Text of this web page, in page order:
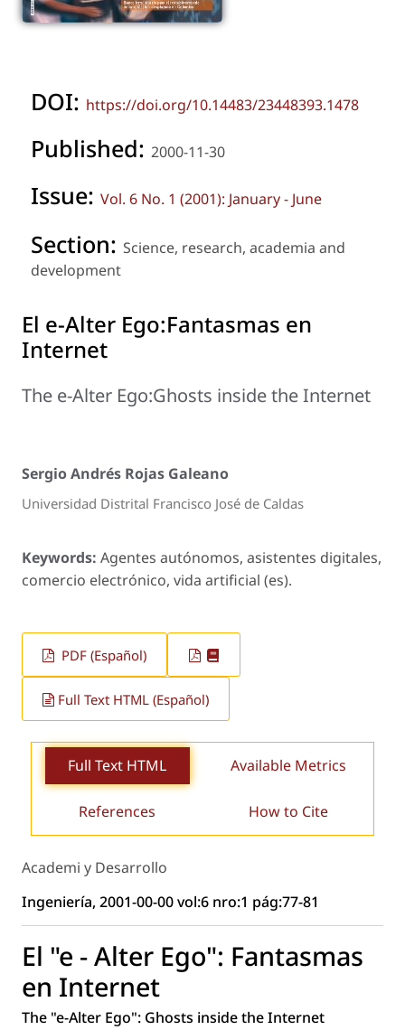
DOI: https://doi.org/10.14483/23448393.1478
Published: 2000-11-30
Issue: Vol. 6 No. 1 (2001): January - June
Section: Science, research, academia and
development
El e-Alter Ego:Fantasmas en
Internet
The e-Alter Ego:Ghosts inside the Internet
Sergio Andrés Rojas Galeano
Universidad Distrital Francisco José de Caldas
Keywords: Agentes autónomos, asistentes digitales,
comercio electrónico, vida artificial (es).
PDF (Español)
Full Text HTML (Español)
Full Text HTML Available Metrics
References How to Cite
Academi y Desarrollo
Ingeniería, 2001-00-00 vol:6 nro:1 pág:77-81
El "e - Alter Ego": Fantasmas
en Internet
The "e-Alter Ego": Ghosts inside the Internet